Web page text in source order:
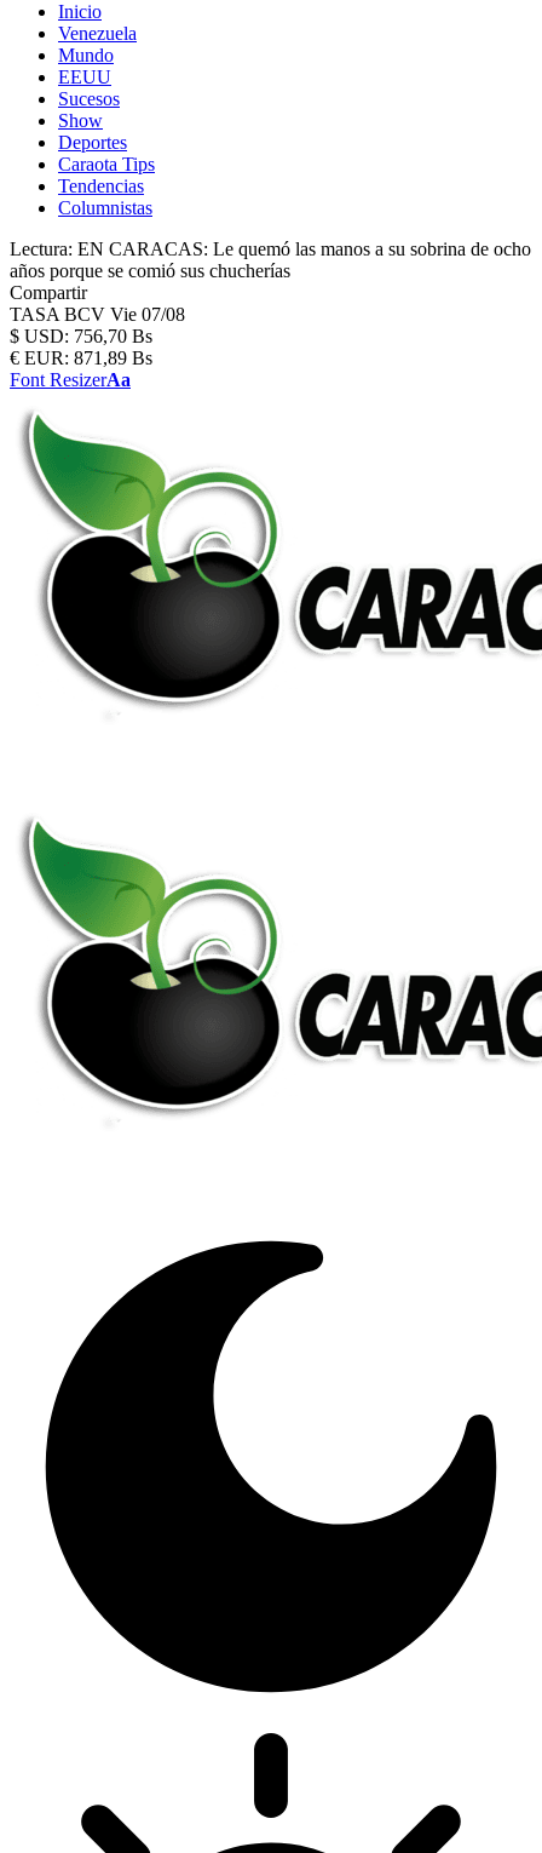
Inicio
Venezuela
Mundo
EEUU
Sucesos
Show
Deportes
Caraota Tips
Tendencias
Columnistas
Lectura: EN CARACAS: Le quemó las manos a su sobrina de ocho
años porque se comió sus chucherías
Compartir
TASA BCV Vie 07/08
$ USD: 756,70 Bs
€ EUR: 871,89 Bs
Font ResizerAa